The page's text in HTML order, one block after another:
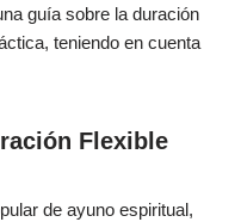
guía sobre la duración
teniendo en cuenta
Flexible
de ayuno espiritual,